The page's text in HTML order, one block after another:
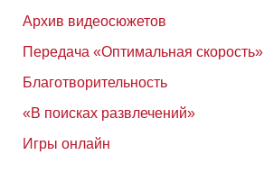
Архив видеосюжетов
Передача «Оптимальная скорость»
Благотворительность
«В поисках развлечений»
Игры онлайн